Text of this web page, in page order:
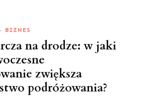
BIZNES
na drodze: w jaki
zwiększa
podróżowania?